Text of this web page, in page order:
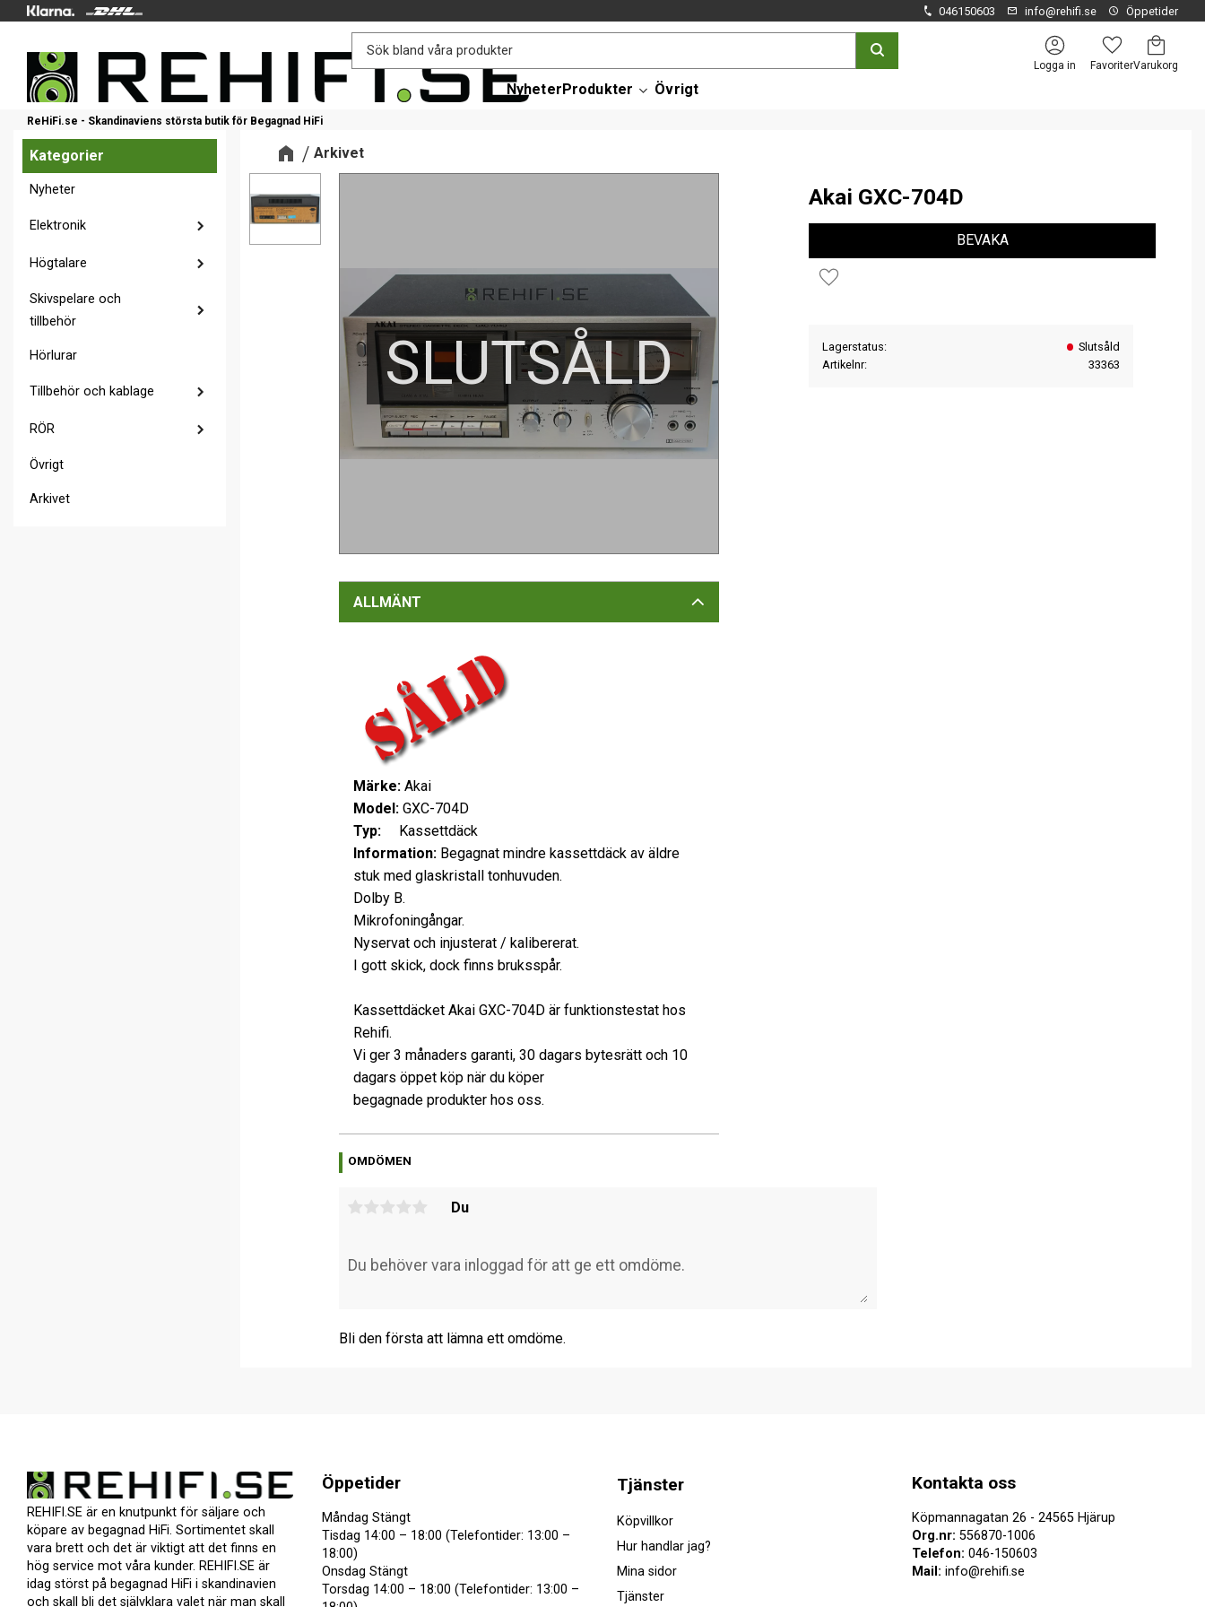
046150603 info@rehifi.se Öppetider
ReHiFi.se - Skandinaviens största butik för Begagnad HiFi
Logga in
Favoriter
Kundvagn
NyheterProdukter Övrigt
Arkivet
Akai GXC-704D
SLUTSÅLD
Lägg till i favoriter
BEVAKA
Lagerstatus
Slutsåld
Artikelnr
33363
ALLMÄNT
Märke: Akai
Model: GXC-704D
Typ:
Kassettdäck
Information:Begagnat mindre kassettdäck av äldre
stuk med glaskristall tonhuvuden.
Dolby B.
Mikrofoningångar.
Nyservat och injusterat / kalibererat.
I gott skick, dock finns bruksspår.
Kassettdäcket Akai GXC-704D är funktionstestat hos
Rehifi.
Vi ger 3 månaders garanti, 30 dagars bytesrätt och 10
dagars öppet köp när du köper
begagnade produkter hos oss.
OMDÖMEN
Du
Bli den första att lämna ett omdöme.
Kategorier
Nyheter
Elektronik
Högtalare
Skivspelare och
tillbehör
Hörlurar
Tillbehör och kablage
RÖR
Övrigt
Arkivet
REHIFI.SE är en knutpunkt för säljare och
köpare av begagnad HiFi. Sortimentet skall
vara brett och det är viktigt att det finns en
hög service mot våra kunder. REHIFI.SE är
idag störst på begagnad HiFi i skandinavien
och skall bli det självklara valet när man skall
Öppetider
Måndag Stängt
Tisdag 14:00 – 18:00 (Telefontider: 13:00 –
18:00)
Onsdag Stängt
Torsdag 14:00 – 18:00 (Telefontider: 13:00 –
Kontakta oss
Köpmannagatan 26 - 24565 Hjärup
Org.nr: 556870-1006
Telefon: 046-150603
Mail: info@rehifi.se
Tjänster
Köpvillkor
Hur handlar jag?
Mina sidor
Tjänster